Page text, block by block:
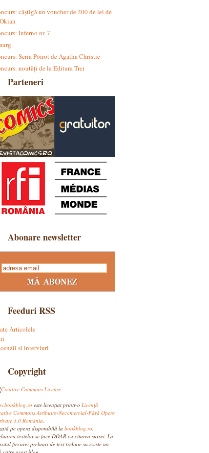
câștigă un voucher de 200 de lei de
Inferno nr. 7
Seria Poirot de Agatha Christie
noutăți de la Editura Trei
Parteneri
Abonare newsletter
Feeduri RSS
Articolele
si interviuri
Copyright
este licenţiat printr-o Licenţă
Commons Atribuire-Necomercial-Fără Opere
3.0 România
pe opera disponibilă la bookblog.ro
textelor se face DOAR cu citarea sursei. La
fiecarei preluari de text trebuie sa existe un